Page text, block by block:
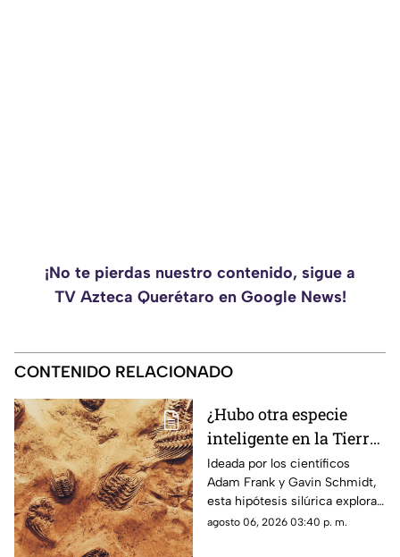
¡No te pierdas nuestro contenido, sigue a
TV Azteca Querétaro en Google News!
CONTENIDO RELACIONADO
¿Hubo otra especie
inteligente en la Tierra
antes que nosotros? Lo
que dice la ciencia
sobre la hipótesis
silúrica
Ideada por los científicos
Adam Frank y Gavin Schmidt,
esta hipótesis silúrica explora
si una sociedad tecnológica
agosto 06, 2026 03:40 p. m.